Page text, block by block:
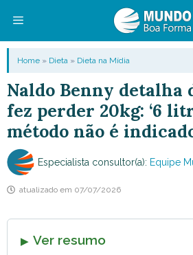
conteúdo
Menu
Home » Dieta » Dieta na Mídia
Naldo Benny detalha
fez perder 20kg: ‘6
método não é
Especialista consultor(a): Equipe
atualizado em 07/07/2026
Ver resumo